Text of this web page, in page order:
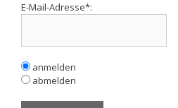
E-Mail-Adresse*:
anmelden
abmelden